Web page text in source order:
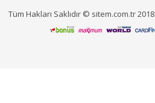
Tüm Hakları Saklıdır © sitem.com.tr 2018